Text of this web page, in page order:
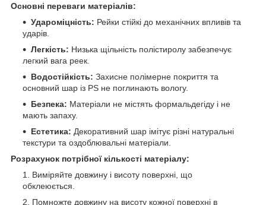
Основні переваги матеріалів:
Удароміцність: Рейки стійкі до механічних впливів та
ударів.
Легкість: Низька щільність полістиролу забезпечує
легкий вага реек.
Водостійкість: Захисне полімерне покриття та
основний шар із PS не поглинають вологу.
Безпека: Матеріали не містять формальдегіду і не
мають запаху.
Естетика: Декоративний шар імітує різні натуральні
текстури та оздоблювальні матеріали.
Розрахунок потрібної кількості матеріалу:
Виміряйте довжину і висоту поверхні, що
обклеюється.
Помножте довжину на висоту кожної поверхні в